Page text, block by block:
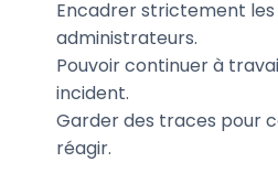
Encadrer strictement
administrateurs.
Pouvoir continuer à
incident.
Garder des traces pour
réagir.